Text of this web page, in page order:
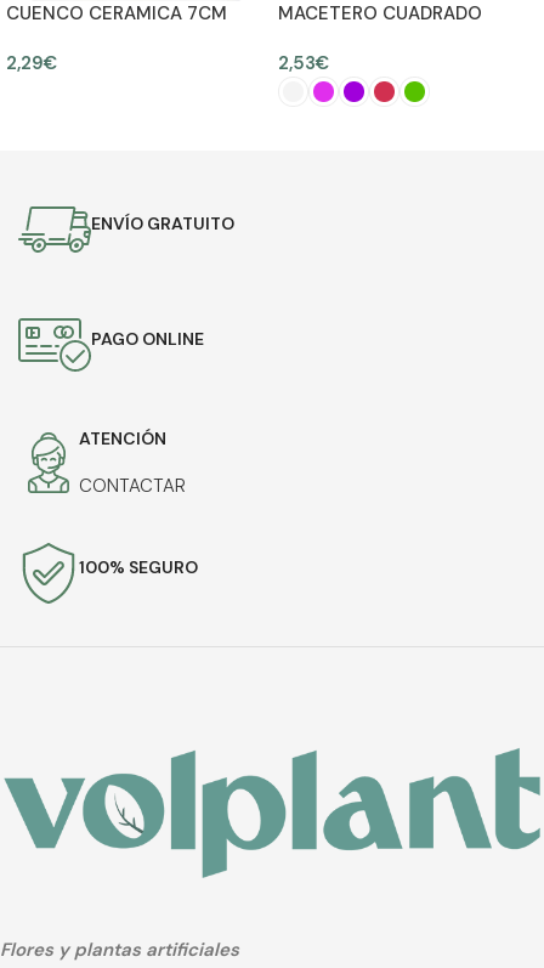
CUENCO CERAMICA 7CM
2,29€
MACETERO CUADRADO
2,53€
ENVÍO GRATUITO
PAGO ONLINE
ATENCIÓN
CONTACTAR
100% SEGURO
Flores y plantas artificiales